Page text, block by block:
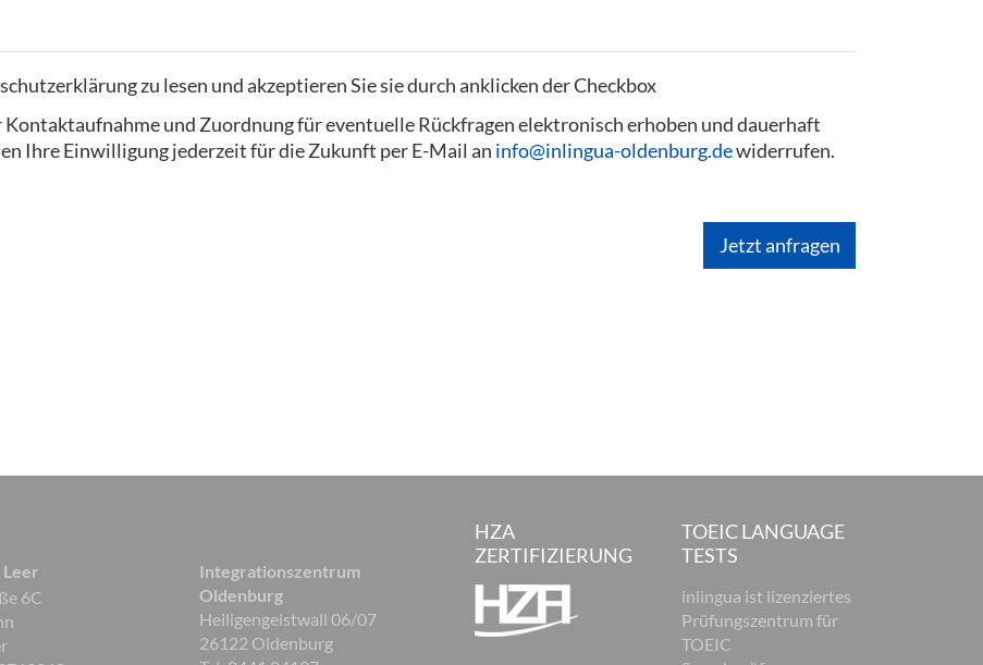
zu lesen und akzeptieren Sie sie durch anklicken der Checkbox
Kontaktaufnahme und Zuordnung für eventuelle Rückfragen elektronisch erhoben und dauerhaft
Ihre Einwilligung jederzeit für die Zukunft per E-Mail an info@inlingua-oldenburg.dewiderrufen.
Leer
6C
Integrationszentrum
Oldenburg
Heiligengeistwall 06/07
26122 Oldenburg
HZA
ZERTIFIZIERUNG
TOEIC LANGUAGE
TESTS
inlingua ist lizenziertes
Prüfungszentrum für
TOEIC